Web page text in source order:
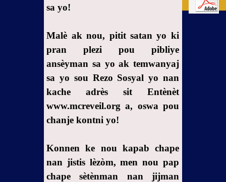
sa yo!
Malè ak nou, pitit satan yo ki
pran plezi pou pibliye
ansèyman sa yo ak temwanyaj
sa yo sou Rezo Sosyal yo nan
kache adrès sit Entènèt
www.mcreveil.org a, oswa pou
chanje kontni yo!
Konnen ke nou kapab chape
nan jistis lèzòm, men nou pap
chape sètènman nan jijman